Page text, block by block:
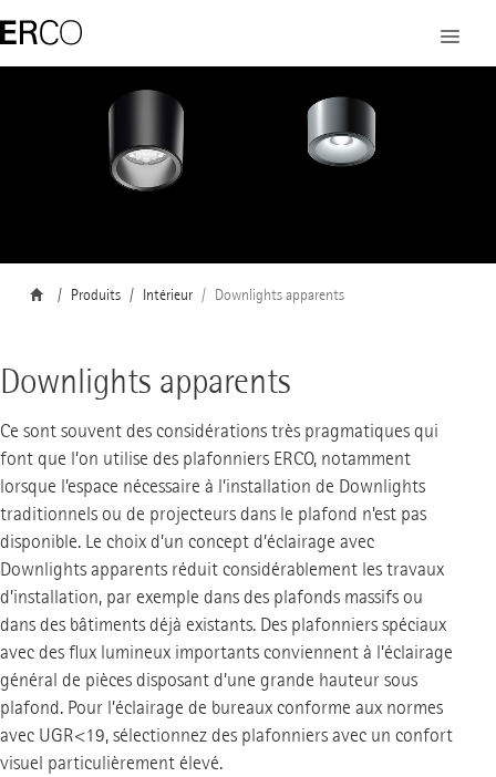
Produits Intérieur Downlights apparents
Downlights apparents
Ce sont souvent des considérations très pragmatiques qui
font que l’on utilise des plafonniers ERCO, notamment
lorsque l’espace nécessaire à l’installation de Downlights
traditionnels ou de projecteurs dans le plafond n’est pas
disponible. Le choix d’un concept d’éclairage avec
Downlights apparents réduit considérablement les travaux
d’installation, par exemple dans des plafonds massifs ou
dans des bâtiments déjà existants. Des plafonniers spéciaux
avec des flux lumineux importants conviennent à l’éclairage
général de pièces disposant d’une grande hauteur sous
plafond. Pour l’éclairage de bureaux conforme aux normes
avec UGR<19, sélectionnez des plafonniers avec un confort
visuel particulièrement élevé.